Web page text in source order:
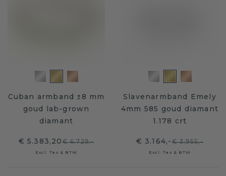
Cuban armband ±8 mm
goud lab-grown
diamant
€ 5.383,20€ 6.729,-
Excl. Tax & BTW
Slavenarmband Emely
4mm 585 goud diamant
1.178 crt
€ 3.164,-€ 3.955,-
Excl. Tax & BTW